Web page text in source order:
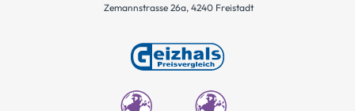
Zemannstrasse 26a, 4240 Freistadt